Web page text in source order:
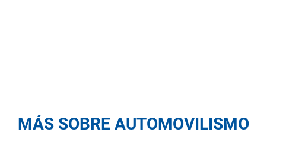
MÁS SOBRE AUTOMOVILISMO